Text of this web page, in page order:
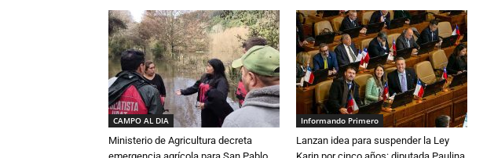
CAMPO AL DIA
Ministerio de Agricultura decreta
Informando Primero
Lanzan idea para suspender la Ley